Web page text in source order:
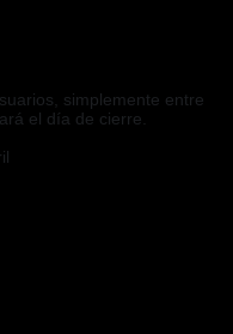
simplemente entre
el día de cierre.